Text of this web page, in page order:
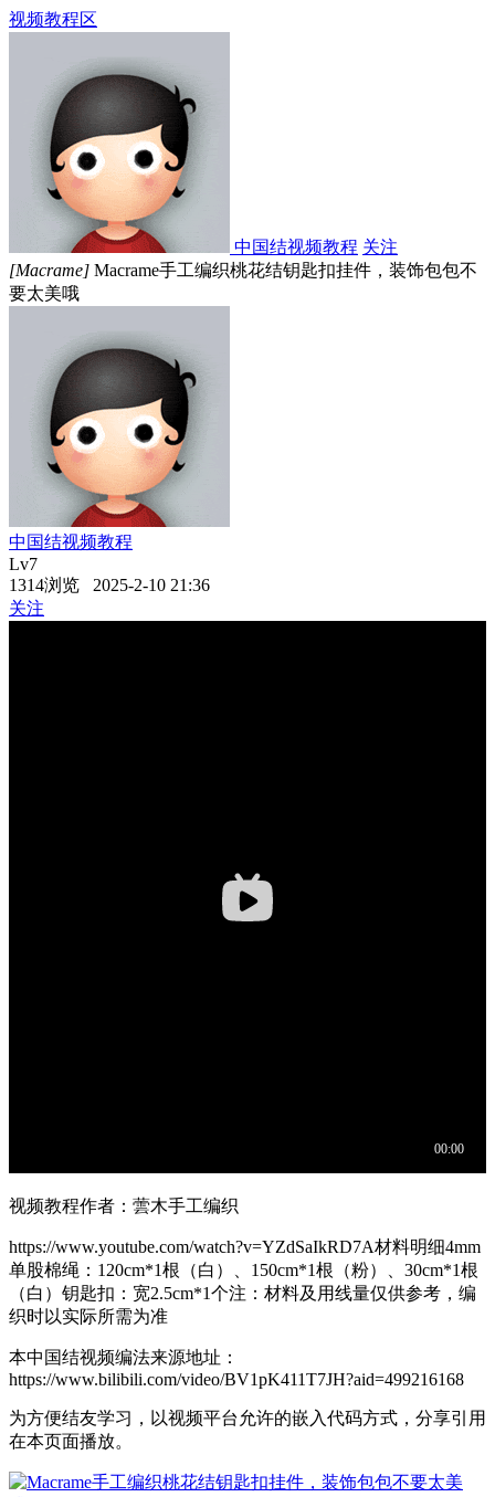
视频教程区
中国结视频教程 关注
[Macrame] Macrame手工编织桃花结钥匙扣挂件，装饰包包不
要太美哦
中国结视频教程
Lv7
1314浏览 2025-2-10 21:36
关注
视频教程作者：蕓木手工编织
https://www.youtube.com/watch?v=YZdSaIkRD7A材料明细4mm
单股棉绳：120cm*1根（白）、150cm*1根（粉）、30cm*1根
（白）钥匙扣：宽2.5cm*1个注：材料及用线量仅供参考，编
织时以实际所需为准
本中国结视频编法来源地址：
https://www.bilibili.com/video/BV1pK411T7JH?aid=499216168
为方便结友学习，以视频平台允许的嵌入代码方式，分享引用
在本页面播放。